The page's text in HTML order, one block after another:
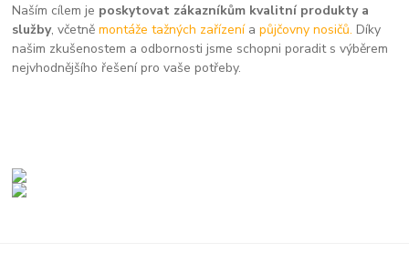
Naším cílem je poskytovat zákazníkům kvalitní produkty a
služby, včetněmontáže tažných zařízení apůjčovny nosičů. Díky
našim zkušenostem a odbornosti jsme schopni poradit s výběrem
nejvhodnějšího řešení pro vaše potřeby.